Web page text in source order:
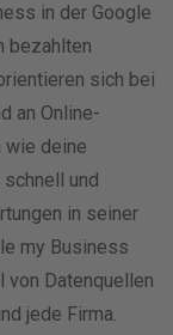
in der Google
bezahlten
sich bei
an Online-
wie deine
und
in seiner
my Business
von Datenquellen
jede Firma.